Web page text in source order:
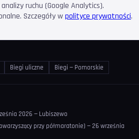
ruchu (Google Analytics).
Szczegóły wpolityce prywatności.
Biegi uliczne Biegi — Pomorskie
2026 — Lubiszewo
przy półmaratonie) — 26 września